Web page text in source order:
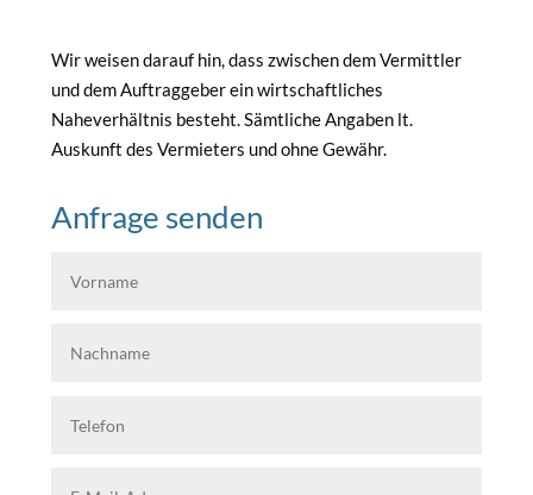
Wir weisen darauf hin, dass zwischen dem Vermittler
und dem Auftraggeber ein wirtschaftliches
Naheverhältnis besteht. Sämtliche Angaben lt.
Auskunft des Vermieters und ohne Gewähr.
Anfrage senden